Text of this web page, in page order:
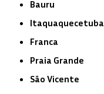
Bauru
Itaquaquecetuba
Franca
Praia Grande
São Vicente